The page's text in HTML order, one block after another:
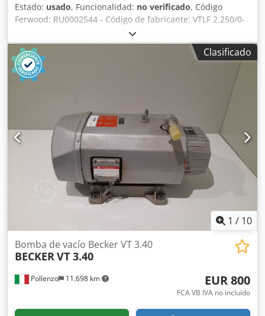
Estado: usado, Funcionalidad: no verificado, Código
Ferwood: RU0002544 - Código de fabricante: VTLF 2.250/0-
79.1 - Condición: Usado - Funcionalidad: No probada -
Máquina compatible: - Si está interesado, ofrecemos
servicio de reacondicionamiento, contáctenos. 235KG
120X80X70 Dedpfx Aeyrphtsgysck
Clasificado
1 / 10
Pollenzo 11.698 km
Bomba de vacío Becker VT 3.40
BECKERVT 3.40
EUR 800
FCA VB IVA no incluído